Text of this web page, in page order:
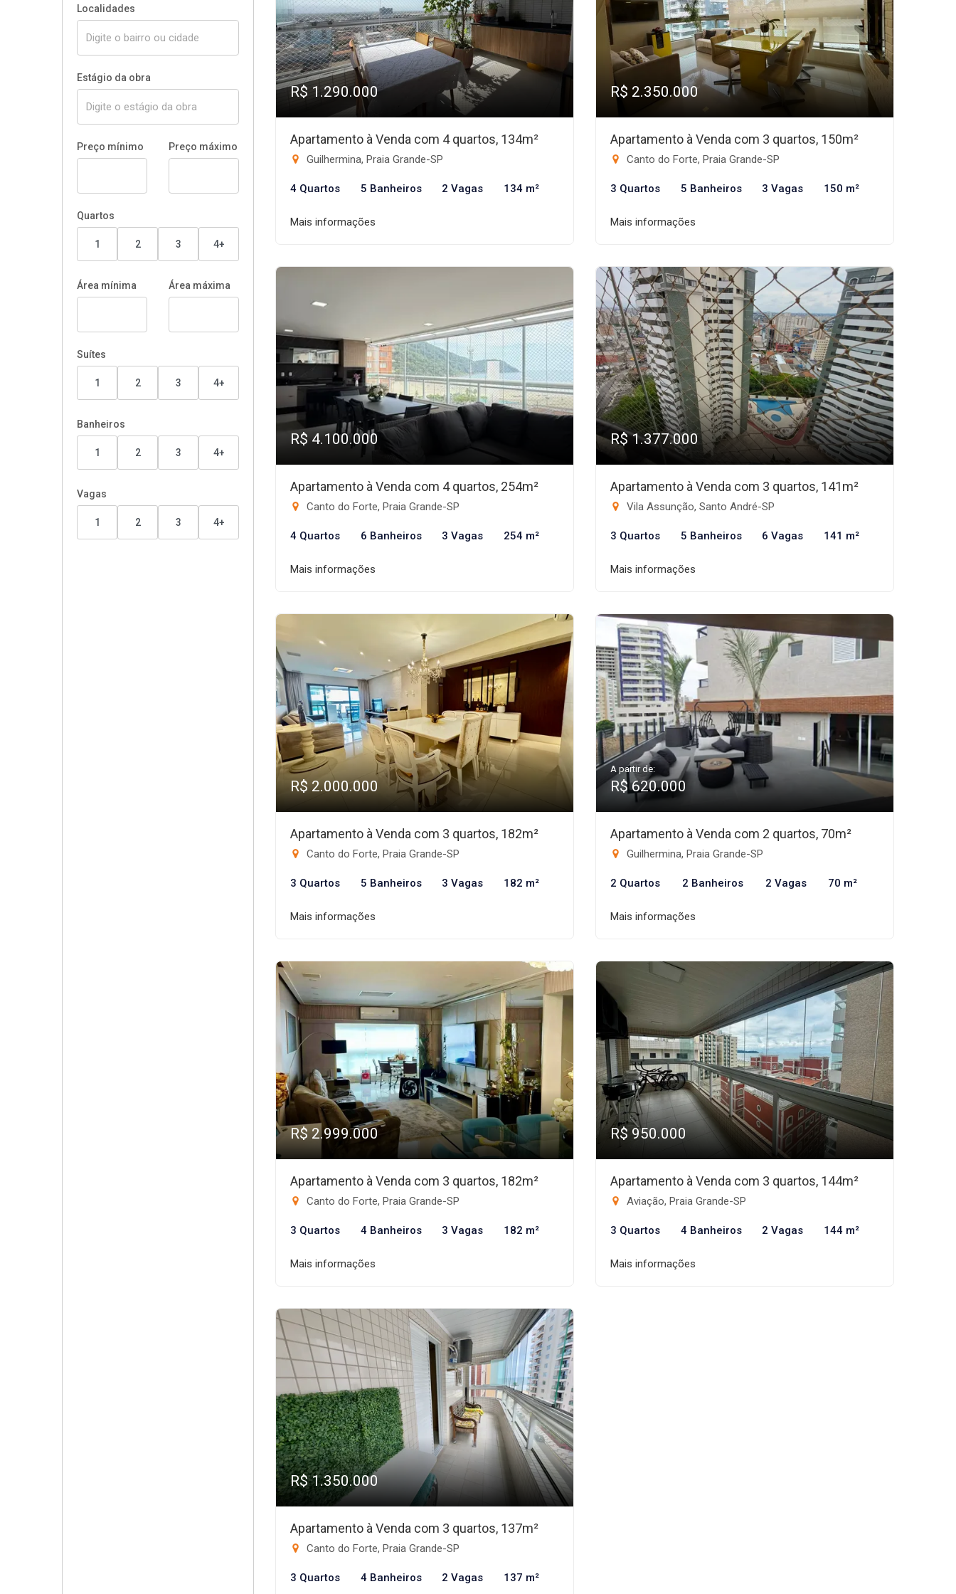
Localidades
Estágio da obra
Preço mínimo Preço máximo
Quartos
1 2 3 4+
Área mínima Área máxima
Suítes
1 2 3 4+
Banheiros
1 2 3 4+
Vagas
1 2 3 4+
R$ 1.290.000
Apartamento à Venda com 4 quartos, 134m²
Guilhermina, Praia Grande-SP
4 Quartos 5 Banheiros 2 Vagas 134 m²
Mais informações
R$ 2.350.000
Apartamento à Venda com 3 quartos, 150m²
Canto do Forte, Praia Grande-SP
3 Quartos 5 Banheiros 3 Vagas 150 m²
Mais informações
R$ 4.100.000
Apartamento à Venda com 4 quartos, 254m²
Canto do Forte, Praia Grande-SP
4 Quartos 6 Banheiros 3 Vagas 254 m²
Mais informações
R$ 1.377.000
Apartamento à Venda com 3 quartos, 141m²
Vila Assunção, Santo André-SP
3 Quartos 5 Banheiros 6 Vagas 141 m²
Mais informações
R$ 2.000.000
Apartamento à Venda com 3 quartos, 182m²
Canto do Forte, Praia Grande-SP
3 Quartos 5 Banheiros 3 Vagas 182 m²
Mais informações
A partir de:
R$ 620.000
Apartamento à Venda com 2 quartos, 70m²
Guilhermina, Praia Grande-SP
2 Quartos 2 Banheiros 2 Vagas 70 m²
Mais informações
R$ 2.999.000
Apartamento à Venda com 3 quartos, 182m²
Canto do Forte, Praia Grande-SP
3 Quartos 4 Banheiros 3 Vagas 182 m²
Mais informações
R$ 950.000
Apartamento à Venda com 3 quartos, 144m²
Aviação, Praia Grande-SP
3 Quartos 4 Banheiros 2 Vagas 144 m²
Mais informações
R$ 1.350.000
Apartamento à Venda com 3 quartos, 137m²
Canto do Forte, Praia Grande-SP
3 Quartos 4 Banheiros 2 Vagas 137 m²